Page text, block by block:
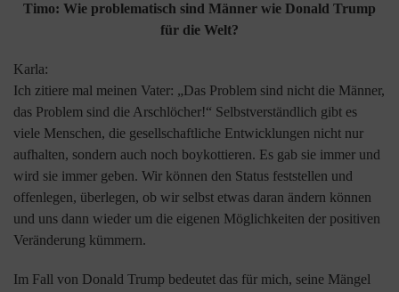
Timo: Wie problematisch sind Männer wie Donald Trump
für die Welt?
Karla:
Ich zitiere mal meinen Vater: „Das Problem sind nicht die Männer,
das Problem sind die Arschlöcher!“ Selbstverständlich gibt es
viele Menschen, die gesellschaftliche Entwicklungen nicht nur
aufhalten, sondern auch noch boykottieren. Es gab sie immer und
wird sie immer geben. Wir können den Status feststellen und
offenlegen, überlegen, ob wir selbst etwas daran ändern können
und uns dann wieder um die eigenen Möglichkeiten der positiven
Veränderung kümmern.
Im Fall von Donald Trump bedeutet das für mich, seine Mängel